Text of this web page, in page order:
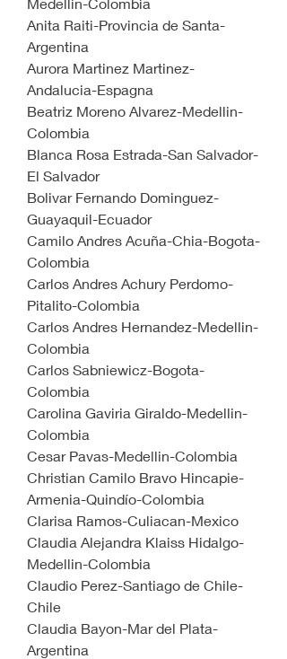
Anita Raiti-Provincia de Santa-
Argentina
Aurora Martinez Martinez-
Andalucia-Espagna
Beatriz Moreno Alvarez-Medellin-
Colombia
Blanca Rosa Estrada-San Salvador-
El Salvador
Bolivar Fernando Dominguez-
Guayaquil-Ecuador
Camilo Andres Acuña-Chia-Bogota-
Colombia
Carlos Andres Achury Perdomo-
Pitalito-Colombia
Carlos Andres Hernandez-Medellin-
Colombia
Carlos Sabniewicz-Bogota-
Colombia
Carolina Gaviria Giraldo-Medellin-
Colombia
Cesar Pavas-Medellin-Colombia
Christian Camilo Bravo Hincapie-
Armenia-Quindío-Colombia
Clarisa Ramos-Culiacan-Mexico
Claudia Alejandra Klaiss Hidalgo-
Medellin-Colombia
Claudio Perez-Santiago de Chile-
Chile
Claudia Bayon-Mar del Plata-
Argentina